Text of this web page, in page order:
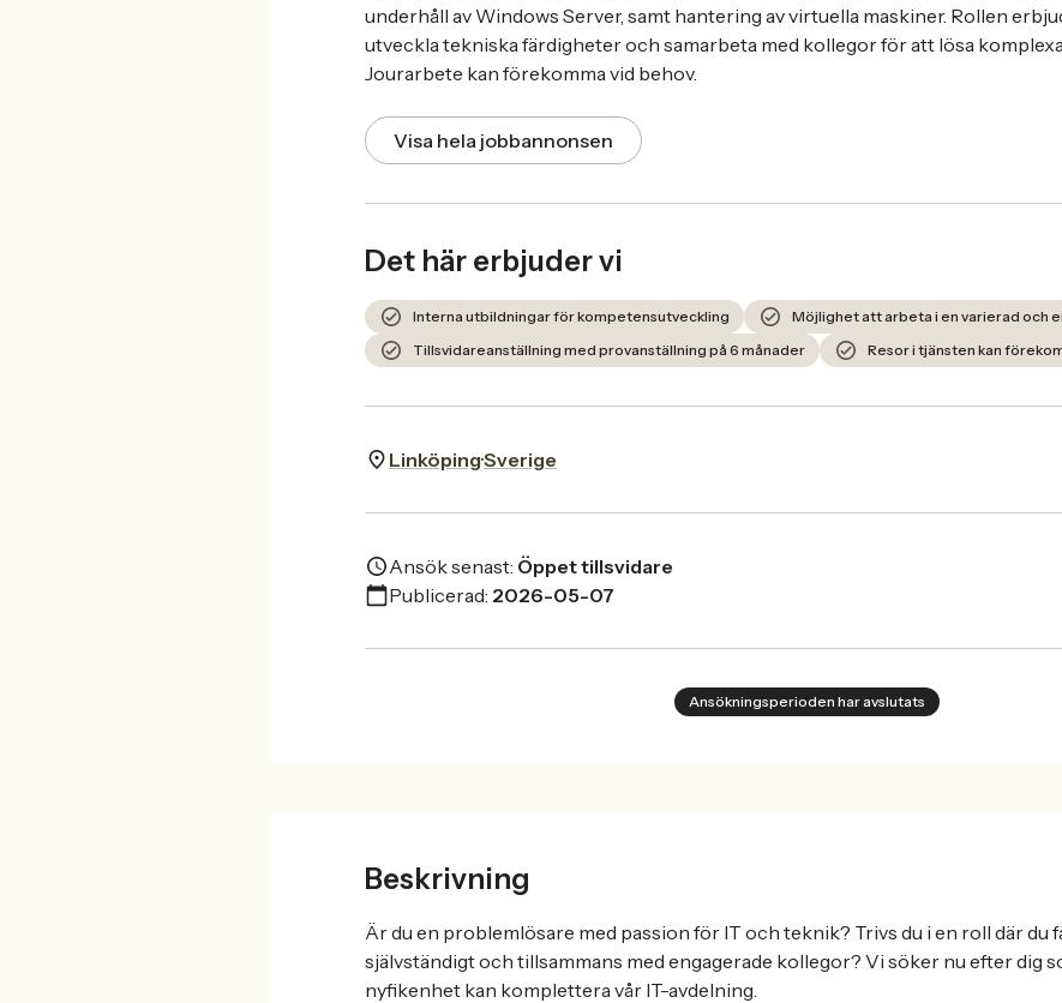
underhåll av Windows Server, samt hantering av virtuella maskiner. Rollen
utveckla tekniska färdigheter och samarbeta med kollegor för att lösa
Jourarbete kan förekomma vid behov.
Visa hela jobbannonsen
Det här erbjuder vi
Interna utbildningar för kompetensutveckling
Möjlighet att arbeta i en varierad och
Tillsvidareanställning med provanställning på 6 månader
Resor i tjänsten kan
LinköpingSverige
Ansök senast: Öppet tillsvidare
Publicerad: 2026-05-07
Ansökningsperioden har avslutats
Beskrivning
Är du en problemlösare med passion för IT och teknik? Trivs du i en roll där du
självständigt och tillsammans med engagerade kollegor? Vi söker nu efter dig
nyfikenhet kan komplettera vår IT-avdelning.